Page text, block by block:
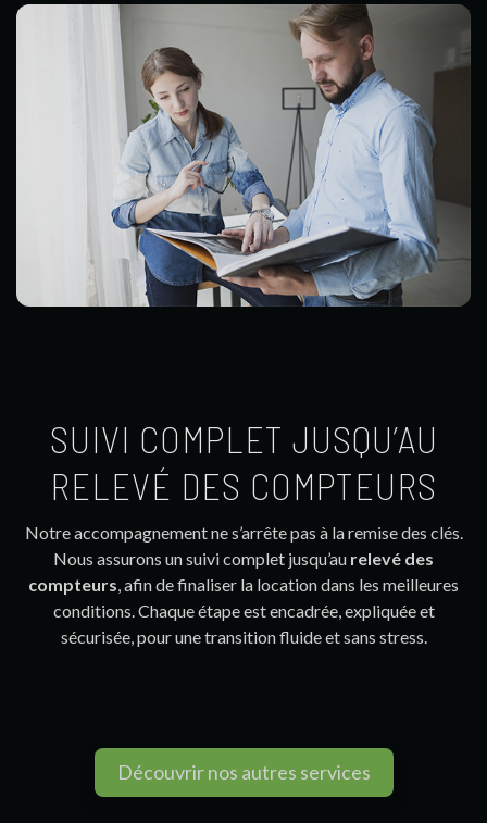
SUIVI COMPLET JUSQU’AU
RELEVÉ DES COMPTEURS
Notre accompagnement ne s’arrête pas à la remise des clés.
Nous assurons un suivi complet jusqu’au relevé des
compteurs, afin de finaliser la location dans les meilleures
conditions. Chaque étape est encadrée, expliquée et
sécurisée, pour une transition fluide et sans stress.
Découvrir nos autres services